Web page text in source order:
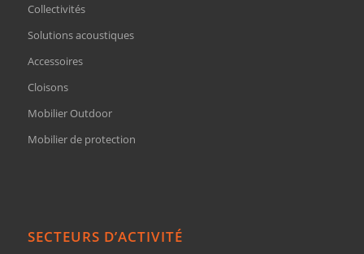
Collectivités
Solutions acoustiques
Accessoires
Cloisons
Mobilier Outdoor
Mobilier de protection
SECTEURS D’ACTIVITÉ